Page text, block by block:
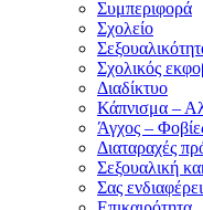
Συμπεριφορά
Σχολείο
Σχολικός
Διαδίκτυο
Κάπνισμα –
Άγχος –
Διαταραχές
Σεξουαλική
Σας